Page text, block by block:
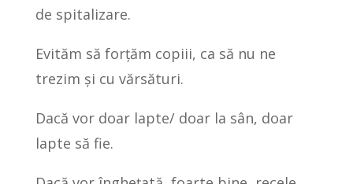
de spitalizare.
Evităm să forțăm copiii, ca să nu ne
trezim și cu vărsături.
Dacă vor doar lapte/ doar la sân, doar
lapte să fie.